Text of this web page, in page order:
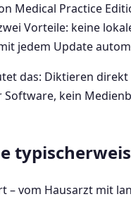
Medical Practice
Vorteile: keine
jedem Update
das: Diktieren
Software, kein
– vom Hausarzt mit